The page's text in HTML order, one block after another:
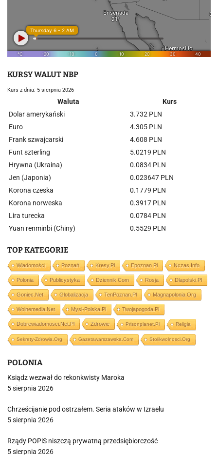
KURSY WALUT NBP
Kurs z dnia: 5 sierpnia 2026
Waluta
Kurs
Dolar amerykański
3.732 PLN
Euro
4.305 PLN
Frank szwajcarski
4.608 PLN
Funt szterling
5.0219 PLN
Hrywna (Ukraina)
0.0834 PLN
Jen (Japonia)
0.023647 PLN
Korona czeska
0.1779 PLN
Korona norweska
0.3917 PLN
Lira turecka
0.0784 PLN
Yuan renminbi (Chiny)
0.5529 PLN
TOP KATEGORIE
Wiadomości Poznań Kresy.pl Epoznan.pl Nczas.info
Polonia Publicystyka Dziennik.com Rosja Dlapolski.pl
Goniec.net Globalizacja TenPoznan.pl Magnapolonia.org
Wolnemedia.net Mysl-Polska.pl Twojapogoda.pl
Dobrewiadomosci.net.pl Zdrowie Prisonplanet.pl Religia
Sekrety-Zdrowia.org Gazetawarszawska.com Stolikwolnosci.org
POLONIA
Ksiądz wezwał do rekonkwisty Maroka
5 sierpnia 2026
Chrześcijanie pod ostrzałem. Seria ataków w Izraelu
5 sierpnia 2026
Rządy POPiS niszczą prywatną przedsiębiorczość
5 sierpnia 2026